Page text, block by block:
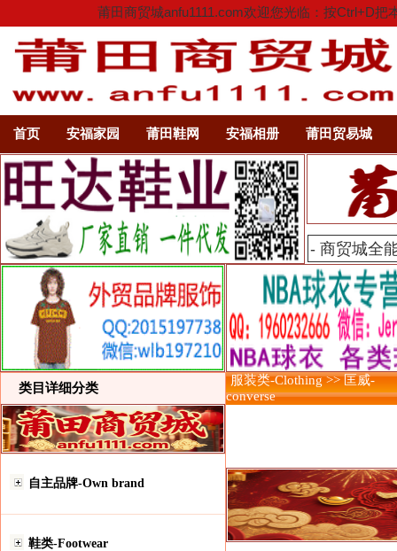
莆田商贸城anfu1111.com欢迎您光临：按Ctrl+D
首页 安福家园 莆田鞋网 安福相册 莆田贸易城
类目详细分类
自主品牌-Own brand
鞋类-Footwear
服装类-Clothing >> 匡威-
converse